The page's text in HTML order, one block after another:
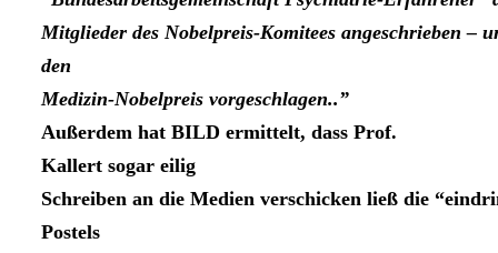
Mitglieder des Nobelpreis-Komitees angeschrieben –
den
Medizin-Nobelpreis vorgeschlagen..”
Außerdem hat BILD ermittelt, dass Prof.
Kallert sogar eilig
Schreiben an die Medien verschicken ließ die
Postels